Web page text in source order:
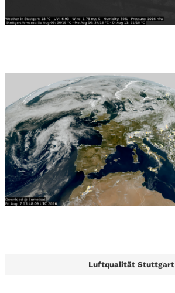
Luftqualität Stuttgart